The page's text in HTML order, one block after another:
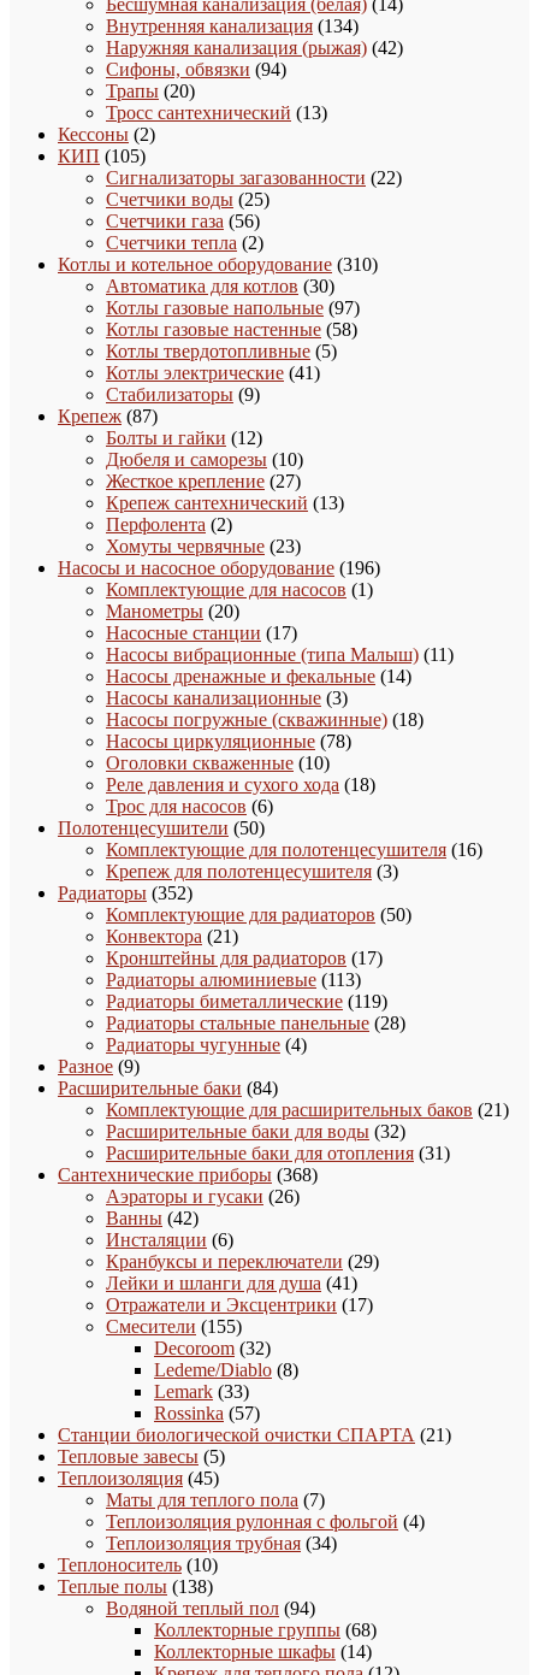
Бесшумная канализация (белая) 14
Внутренняя канализация 134134
товара
Наружняя канализация (рыжая) 4242
Сифоны, обвязки 9494
Трапы 2020
товаров
Тросс сантехнический 1313
Кессоны 22
КИП 105105
товаров
Сигнализаторы загазованности 2222
Счетчики воды 2525
Счетчики газа 5656
товаров
Счетчики тепла 22
товара
Котлы и котельное оборудование 310310
Автоматика для котлов 3030
товаров
Котлы газовые напольные 9797
товаров
Котлы газовые настенные 5858
Котлы твердотопливные 55
Котлы электрические 4141
Стабилизаторы 99
Крепеж 8787
товаров
Болты и гайки 1212
товаров
Дюбеля и саморезы 1010
товаров
Жесткое крепление 2727
товаров
Крепеж сантехнический 1313
Перфолента 22
товара
Хомуты червячные 2323
товара
Насосы и насосное оборудование 196196
Комплектующие для насосов 11
Манометры 2020
товаров
Насосные станции 1717
товаров
Насосы вибрационные (типа Малыш) 1111
Насосы дренажные и фекальные 1414
Насосы канализационные 33
товара
Насосы погружные (скважинные) 1818
Насосы циркуляционные 7878
Оголовки скваженные 1010
товаров
Реле давления и сухого хода 1818
Трос для насосов 66
Полотенцесушители 5050
товаров
Комплектующие для полотенцесушителя 1616
Крепеж для полотенцесушителя 33
Радиаторы 352352
товара
Комплектующие для радиаторов 5050
Конвектора 2121
товар
Кронштейны для радиаторов 1717
Радиаторы алюминиевые 113113
товаров
Радиаторы биметаллические 119119
товаров
Радиаторы стальные панельные 2828
Радиаторы чугунные 44
Разное 99
товаров
Расширительные баки 8484
товара
Комплектующие для расширительных баков 2121
Расширительные баки для воды 3232
товара
Расширительные баки для отопления 3131
Сантехнические приборы 368368
Аэраторы и гусаки 2626
Ванны 4242
товара
Инсталяции 66
товаров
Кранбуксы и переключатели 2929
Лейки и шланги для душа 4141
товар
Отражатели и Эксцентрики 1717
Смесители 155155
товаров
Decoroom 3232
товара
Ledeme/Diablo 88
Lemark 3333
товара
Rossinka 5757
товаров
Станции биологической очистки СПАРТА 2121
Тепловые завесы 55
товаров
Теплоизоляция 4545
товаров
Маты для теплого пола 77
товаров
Теплоизоляция рулонная с фольгой 44
Теплоизоляция трубная 3434
Теплоноситель 1010
товаров
Теплые полы 138138
товаров
Водяной теплый пол 9494
товара
Коллекторные группы 6868
товаров
Коллекторные шкафы 1414